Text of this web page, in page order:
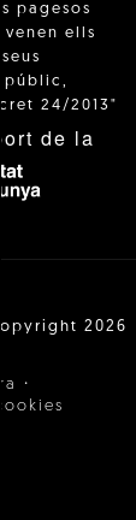
pagesos
ells
públic,
24/2013"
de la
2026
·